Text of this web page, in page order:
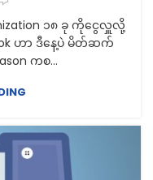
၁၈ ခု ကိုငွေလှူလို့
ဟာ ဒီနေ့ပဲ မိတ်ဆက်
ကစ...